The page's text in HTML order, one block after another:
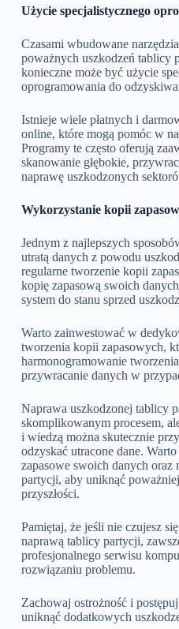
Użycie specjalistycznego
Czasami wbudowane
poważnych uszkodzeń tablicy
konieczne może być użycie
oprogramowania do
Istnieje wiele płatnych i
online, które mogą pomóc w
Programy te często oferują
skanowanie głębokie,
naprawę uszkodzonych
Wykorzystanie kopii
Jednym z najlepszych
utratą danych z powodu
regularne tworzenie kopii
kopię zapasową swoich
system do stanu sprzed
Warto zainwestować w
tworzenia kopii zapasowych,
harmonogramowanie
przywracanie danych w
Naprawa uszkodzonej tablicy
skomplikowanym procesem,
i wiedzą można skutecznie
odzyskać utracone dane.
zapasowe swoich danych
partycji, aby uniknąć
przyszłości.
Pamiętaj, że jeśli nie czujesz
naprawą tablicy partycji,
profesjonalnego serwisu
rozwiązaniu problemu.
Zachowaj ostrożność i
uniknąć dodatkowych